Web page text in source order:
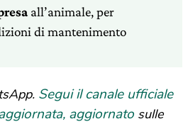
all’animale, per
di mantenimento
Segui il canale ufficiale
aggiornato sulle